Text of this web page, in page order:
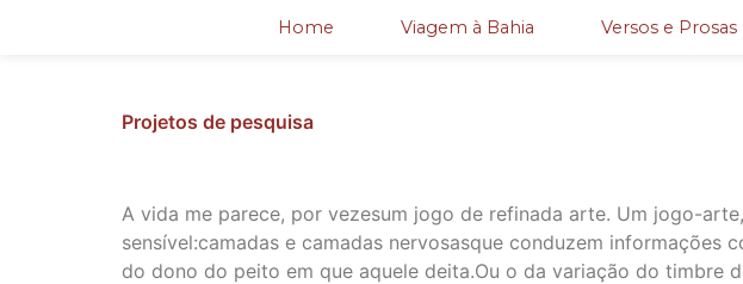
Home Viagem à Bahia Versos e Prosas
Projetos de pesquisa
A vida me parece, por vezesum jogo de refinada arte. Um jogo-
sensível:camadas e camadas nervosasque conduzem
do dono do peito em que aquele deita.Ou o da variação do timbre